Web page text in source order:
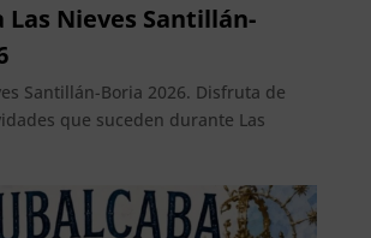
Las Nieves Santillán-
Santillán-Boria 2026. Disfruta de
que suceden durante Las